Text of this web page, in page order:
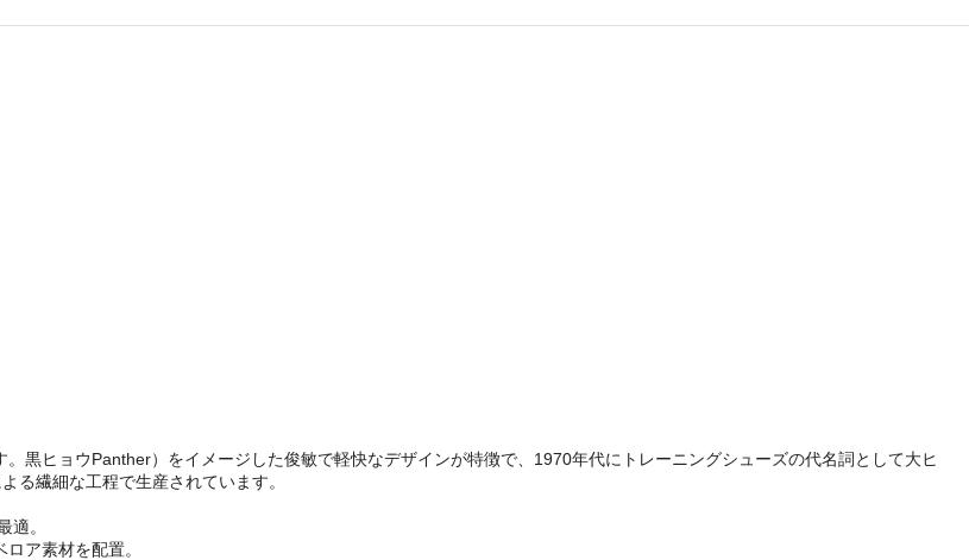
黒ヒョウPanther）をイメージした俊敏で軽快なデザインが特徴で、1970年代にトレーニングシューズの代名詞として大ヒ
る繊細な工程で生産されています。
適。
ア素材を配置。